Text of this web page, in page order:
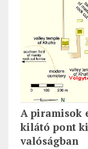
A piramisok
kilátó pont
valóságban